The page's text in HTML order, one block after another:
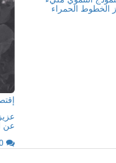
عن
الخطوط الحمراء